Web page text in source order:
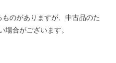
のがありますが、中古品のた
場合がございます。